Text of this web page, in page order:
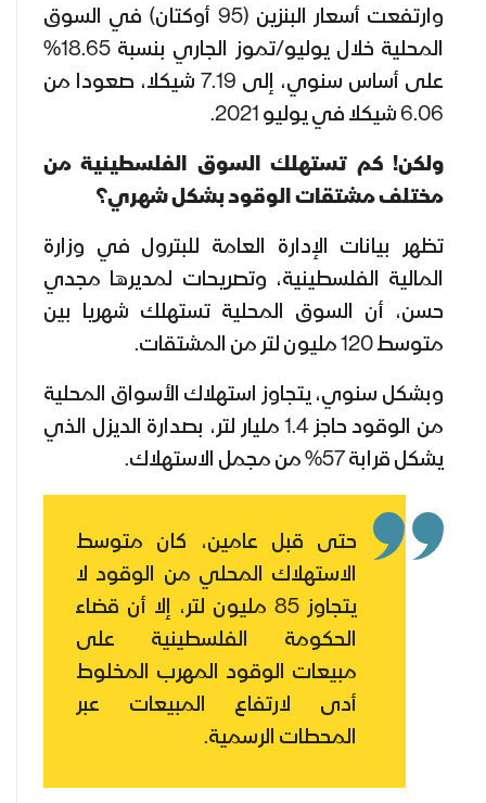
وارتفعت أسعار البنزين (95 أوكتان) في السوق
المحلية خلال يوليو/تموز الجاري بنسبة 18.65%
على أساس سنوي، إلى 7.19 شيكلا، صعودا من
6.06 شيكلا في يوليو 2021.
ولكن! كم تستهلك السوق الفلسطينية من
مختلف مشتقات الوقود بشكل شهري؟
تظهر بيانات الإدارة العامة للبترول في وزارة
المالية الفلسطينية، وتصريحات لمديرها مجدي
حسن، أن السوق المحلية تستهلك شهريا بين
متوسط 120 مليون لتر من المشتقات.
وبشكل سنوي، يتجاوز استهلاك الأسواق المحلية
من الوقود حاجز 1.4 مليار لتر، بصدارة الديزل الذي
يشكل قرابة 57% من مجمل الاستهلاك.
حتى قبل عامين، كان متوسط
الاستهلاك المحلي من الوقود لا
يتجاوز 85 مليون لتر، إلا أن قضاء
الحكومة الفلسطينية على
مبيعات الوقود المهرب المخلوط
أدى لارتفاع المبيعات عبر
المحطات الرسمية.